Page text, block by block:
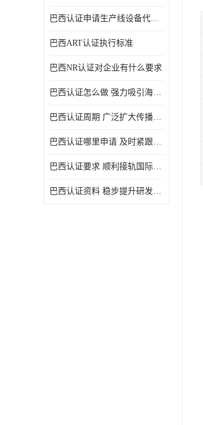
巴西认证申请生产线设备代理机构选择
巴西ART认证执行标准
巴西NR认证对企业有什么要求
巴西认证怎么做 强力吸引海外投资
巴西认证周期 广泛扩大传播范围
巴西认证哪里申请 及时紧跟法规变化
巴西认证要求 顺利接轨国际规范
巴西认证资料 稳步提升研发能力